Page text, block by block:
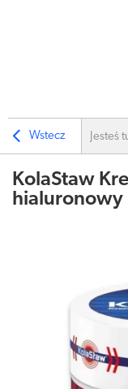
Wstecz Jesteś
KolaStaw
hialuronowy